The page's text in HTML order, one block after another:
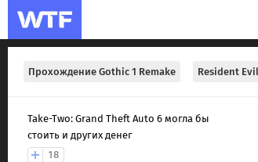
Прохождение Gothic 1 Remake Resident
Take-Two: Grand Theft Auto 6 могла бы
стоить и других денег
18